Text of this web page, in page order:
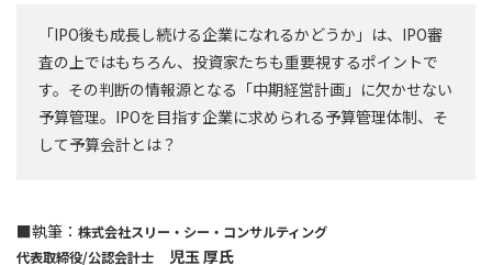
「IPO後も成長し続ける企業になれるかどうか」は、IPO審
査の上ではもちろん、投資家たちも重要視するポイントで
す。その判断の情報源となる「中期経営計画」に欠かせない
予算管理。IPOを目指す企業に求められる予算管理体制、そ
して予算会計とは？
■執筆： 株式会社スリー・シー・コンサルティング
代表取締役/公認会計士 児玉 厚氏